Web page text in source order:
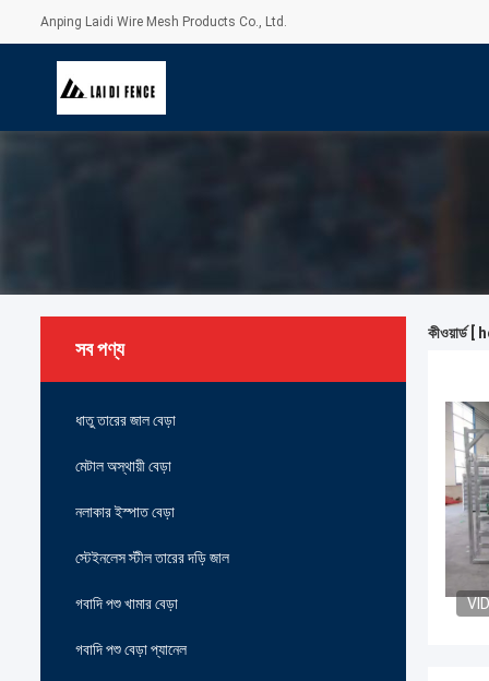
Anping Laidi Wire Mesh Products Co., Ltd.
সব পণ্য
ধাতু তারের জাল বেড়া
মেটাল অস্থায়ী বেড়া
নলাকার ইস্পাত বেড়া
স্টেইনলেস স্টীল তারের দড়ি জাল
গবাদি পশু খামার বেড়া
গবাদি পশু বেড়া প্যানেল
কীওয়ার্ড